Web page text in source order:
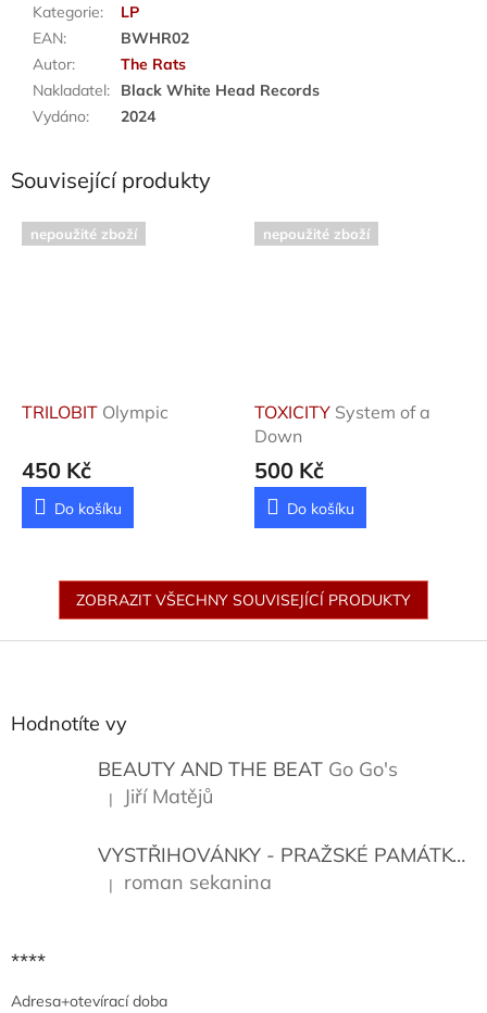
Kategorie:
LP
EAN:
BWHR02
Autor:
The Rats
Nakladatel:
Black White Head Records
Vydáno: 2024
Související produkty
nepoužité zboží
TRILOBIT Olympic
450 Kč
Do košíku
nepoužité zboží
TOXICITY System of a
Down
500 Kč
Do košíku
ZOBRAZIT VŠECHNY SOUVISEJÍCÍ PRODUKTY
Hodnotíte vy
BEAUTY AND THE BEAT Go Go's
Hodnocení produktu je 5 z 5 hvězdiček.
| Jiří Matějů
VYSTŘIHOVÁNKY - PRAŽSKÉ PAMÁTKY
Hodnocení produktu je 5 z 5 hvězdiček.
| roman sekanina
****
Adresa+otevírací doba